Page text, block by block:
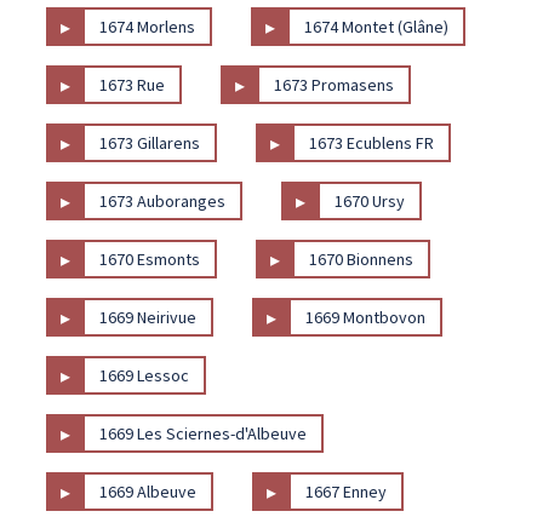
▸ 1674 Morlens ▸ 1674 Montet (Glâne)
▸ 1673 Rue ▸ 1673 Promasens
▸ 1673 Gillarens ▸ 1673 Ecublens FR
▸ 1673 Auboranges ▸ 1670 Ursy
▸ 1670 Esmonts ▸ 1670 Bionnens
▸ 1669 Neirivue ▸ 1669 Montbovon
▸ 1669 Lessoc
▸ 1669 Les Sciernes-d'Albeuve
▸ 1669 Albeuve ▸ 1667 Enney